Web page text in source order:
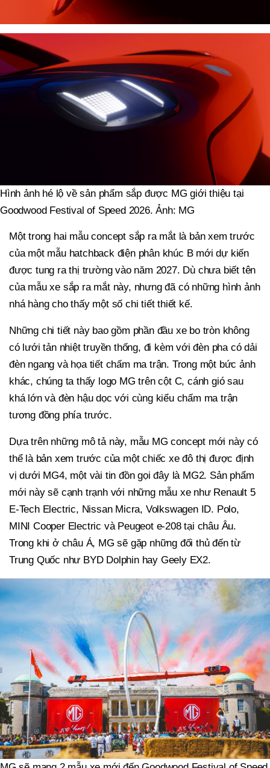
Hình ảnh hé lộ về sản phẩm sắp được MG giới thiệu tại
Goodwood Festival of Speed 2026. Ảnh: MG
Một trong hai mẫu concept sắp ra mắt là bản xem trước
của một mẫu hatchback điện phân khúc B mới dự kiến
được tung ra thị trường vào năm 2027. Dù chưa biết tên
của mẫu xe sắp ra mắt này, nhưng đã có những hình ảnh
nhá hàng cho thấy một số chi tiết thiết kế.
Những chi tiết này bao gồm phần đầu xe bo tròn không
có lưới tản nhiệt truyền thống, đi kèm với đèn pha có dải
đèn ngang và họa tiết chấm ma trận. Trong một bức ảnh
khác, chúng ta thấy logo MG trên cột C, cánh gió sau
khá lớn và đèn hậu dọc với cùng kiểu chấm ma trận
tương đồng phía trước.
Dựa trên những mô tả này, mẫu MG concept mới này có
thể là bản xem trước của một chiếc xe đô thị được định
vị dưới MG4, một vài tin đồn gọi đây là MG2. Sản phẩm
mới này sẽ cạnh trạnh với những mẫu xe như Renault 5
E-Tech Electric, Nissan Micra, Volkswagen ID. Polo,
MINI Cooper Electric và Peugeot e-208 tại châu Âu.
Trong khi ở châu Á, MG sẽ gặp những đối thủ đến từ
Trung Quốc như BYD Dolphin hay Geely EX2.